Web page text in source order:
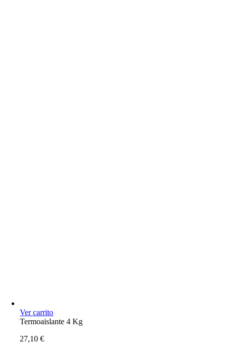
Ver carrito
Termoaislante 4 Kg
27,10€